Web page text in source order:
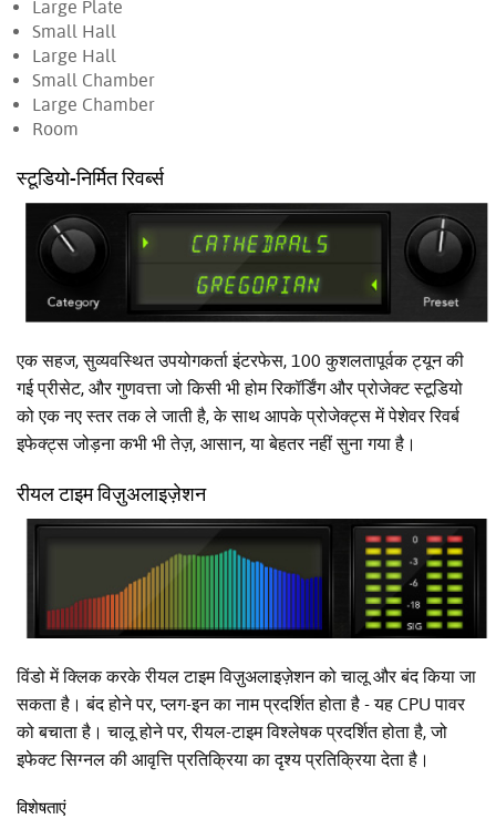
Large Plate
Small Hall
Large Hall
Small Chamber
Large Chamber
Room
स्टूडियो-निर्मित रिवर्ब्स
एक सहज, सुव्यवस्थित उपयोगकर्ता इंटरफेस, 100 कुशलतापूर्वक ट्यून की
गई प्रीसेट, और गुणवत्ता जो किसी भी होम रिकॉर्डिंग और प्रोजेक्ट स्टूडियो
को एक नए स्तर तक ले जाती है, के साथ आपके प्रोजेक्ट्स में पेशेवर रिवर्ब
इफेक्ट्स जोड़ना कभी भी तेज़, आसान, या बेहतर नहीं सुना गया है।
रीयल टाइम विज़ुअलाइज़ेशन
विंडो में क्लिक करके रीयल टाइम विज़ुअलाइज़ेशन को चालू और बंद किया जा
सकता है। बंद होने पर, प्लग-इन का नाम प्रदर्शित होता है - यह CPU पावर
को बचाता है। चालू होने पर, रीयल-टाइम विश्लेषक प्रदर्शित होता है, जो
इफेक्ट सिग्नल की आवृत्ति प्रतिक्रिया का दृश्य प्रतिक्रिया देता है।
विशेषताएं